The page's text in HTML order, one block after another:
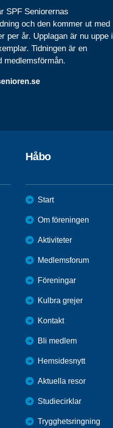
SPF Seniorernas
och den kommer ut med
per år. Upplagan är nu uppe i
Tidningen är en
medlemsförmån.
Håbo
Start
Om föreningen
Aktiviteter
Medlemsforum
Föreningar
Kulbra grejer
Kontakt
Bli medlem
Hemsidesnytt
Aktuella resor
Studiecirklar
Trygghetsringning